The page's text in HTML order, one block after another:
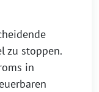
zu stoppen.
in